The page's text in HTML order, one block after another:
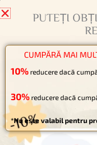
Salvează-mi numele,
pentru data viitoare când o
PUTEȚI
CUMPĂRĂ MAI